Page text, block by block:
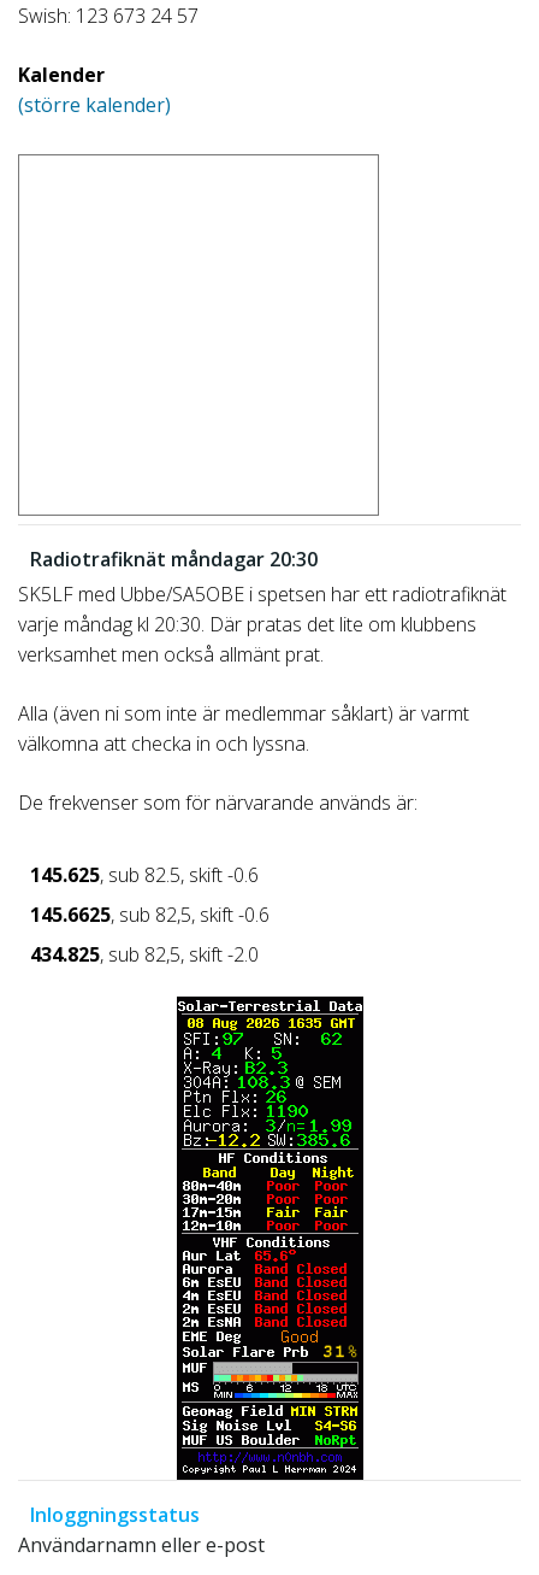
Swish: 123 673 24 57
Kalender
(större kalender)
Radiotrafiknät måndagar 20:30
SK5LF med Ubbe/SA5OBE i spetsen har ett radiotrafiknät
varje måndag kl 20:30. Där pratas det lite om klubbens
verksamhet men också allmänt prat.
Alla (även ni som inte är medlemmar såklart) är varmt
välkomna att checka in och lyssna.
De frekvenser som för närvarande används är:
145.625, sub 82.5, skift -0.6
145.6625, sub 82,5, skift -0.6
434.825, sub 82,5, skift -2.0
Inloggningsstatus
Användarnamn eller e-post